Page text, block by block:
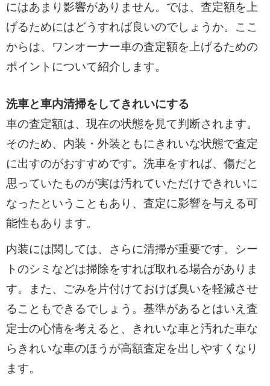
にはあまり影響がありません。では、査定額を上
げるためにはどうすれば良いのでしょうか。ここ
からは、ワンオーナー車の査定額を上げるための
ポイントについて紹介します。
洗車と車内清掃をしてきれいにする
車の査定額は、現在の状態を見て判断されます。
そのため、内装・外装ともにきれいな状態で査定
に出すのがおすすめです。洗車をすれば、傷だと
思っていたものが実は汚れていただけできれいに
なったということもあり、査定に影響を与える可
能性もあります。
内装には関しては、さらに清掃が重要です。シー
トのシミなどは掃除をすれば取れる場合がありま
す。また、ごみを片付けておけば臭いを軽減させ
ることもできるでしょう。基準があるとはいえ査
定士の心情を考えると、きれいな車と汚れた車な
らきれいな車のほうが高額査定を出しやすくなり
ます。